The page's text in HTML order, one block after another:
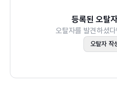
을 가진 사람들은 더 높은 삶의
상태를 보인다고 합니다. 원인
라 다르긴 하겠으나 어쨌거나 ‘
19⋮고요하다⋮내면의 깊이를
20⋮담담하다⋮평정의 미학
21⋮미안하다⋮성숙한 책임감
등록된 오탈
오탈자를 발견하셨
오탈자 작